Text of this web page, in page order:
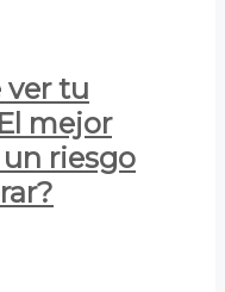
ver tu
mejor
riesgo